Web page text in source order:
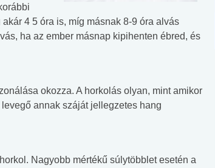
4 5 óra is, míg másnak 8-9 óra alvás
ha az ember másnap kipihenten ébred, és
okozza. A horkolás olyan, mint amikor
annak száját jellegzetes hang
Nagyobb mértékű súlytöbblet esetén a